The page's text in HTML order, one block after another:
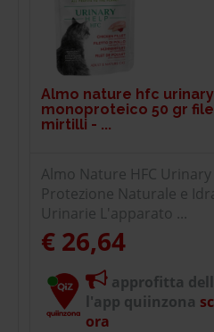
Almo nature hfc
monoproteico 50 gr
mirtilli - ...
Almo Nature HFC
Protezione Naturale e
Urinarie L'apparato ...
€ 26,64
approfitta
l'app quiinzona
ora